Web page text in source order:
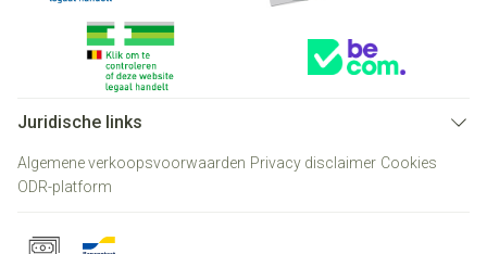
Juridische links
Algemene verkoopsvoorwaarden Privacy disclaimer Cookies
ODR-platform